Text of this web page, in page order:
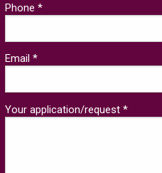
Phone *
Email *
Your application/request *